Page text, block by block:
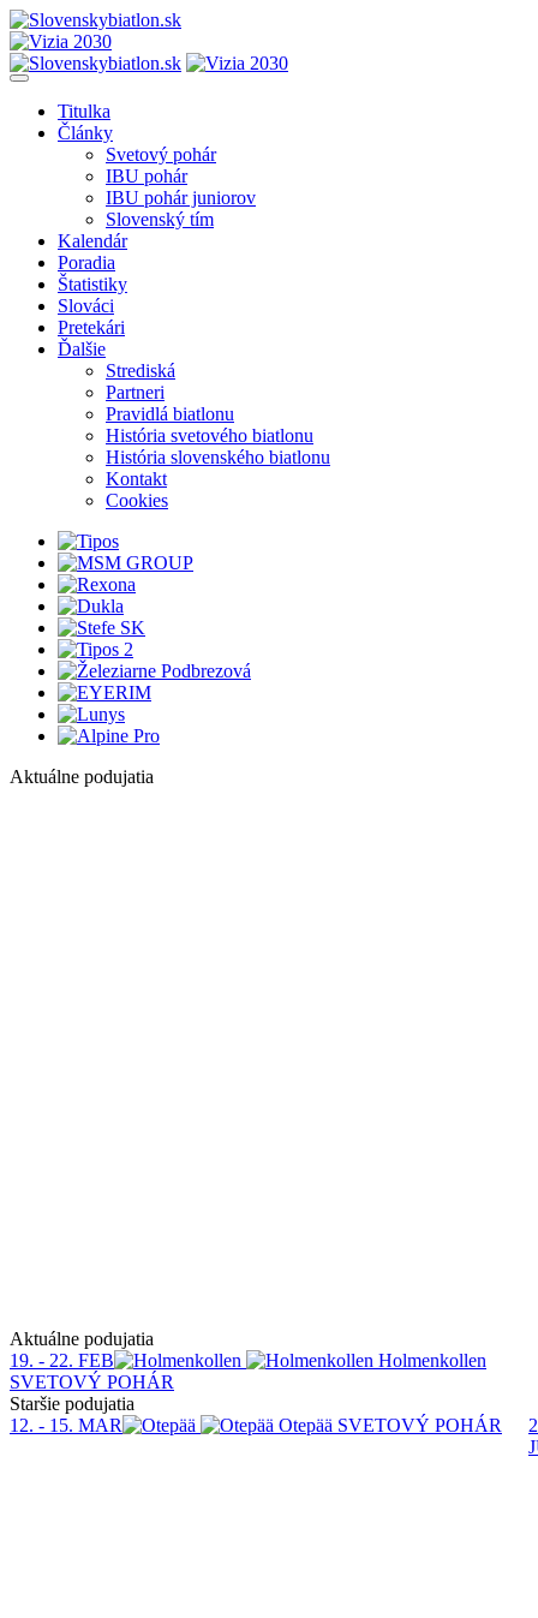
Titulka
Články
Svetový pohár
IBU pohár
IBU pohár juniorov
Slovenský tím
Kalendár
Poradia
Štatistiky
Slováci
Pretekári
Ďalšie
Strediská
Partneri
Pravidlá biatlonu
História svetového biatlonu
História slovenského biatlonu
Kontakt
Cookies
Aktuálne podujatia
Aktuálne podujatia
19. - 22. FEB
Holmenkollen
SVETOVÝ POHÁR
Staršie podujatia
12. - 15. MAR
Otepää SVETOVÝ POHÁR